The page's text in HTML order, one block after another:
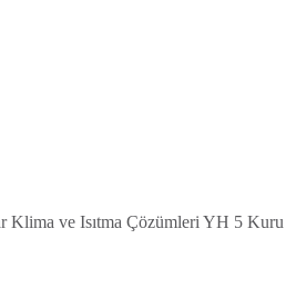
ve Isıtma Çözümleri YH 5 Kuru